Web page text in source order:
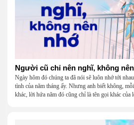
Người cũ chỉ nên nghĩ, không
Ngày hôm đó chúng ta đã nói sẽ luôn nhớ tới
tình của năm tháng ấy. Nhưng anh biết không,
khác, lời hứa năm đó cũng chỉ là tên gọi khác của